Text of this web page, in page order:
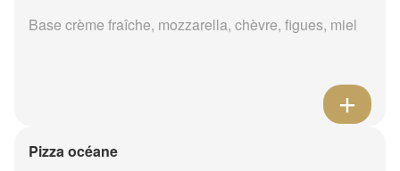
Base crème fraîche, mozzarella, chèvre, figues, miel
Pizza océane